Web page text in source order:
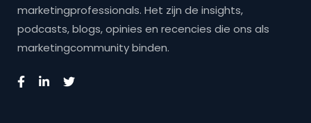
marketingprofessionals. Het zijn de insights,
podcasts, blogs, opinies en recencies die ons als
marketingcommunity binden.